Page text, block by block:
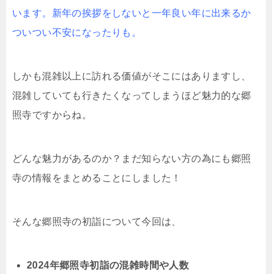
います。新年の挨拶をしないと一年良い年に出来るか
ついつい不安になったりも。
しかも混雑以上に訪れる価値がそこにはありますし、
混雑していても行きたくなってしまうほど魅力的な郷
照寺ですからね。
どんな魅力があるのか？まだ知らない方の為にも郷照
寺の情報をまとめることにしました！
そんな郷照寺の初詣について今回は、
2024年郷照寺初詣の混雑時間や人数